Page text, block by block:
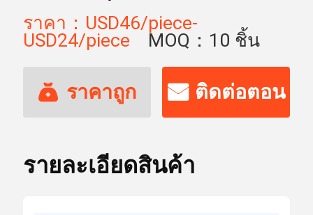
สำหรับเครื่องเสริมความงาม
ราคา：USD46/piece-
USD24/piece
MOQ：10 ชิ้น
ราคาถูก ติดต่อตอน
รายละเอียดสินค้า